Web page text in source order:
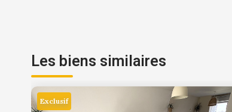
Les biens similaires
Exclusif